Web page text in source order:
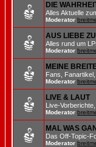
DIE
Alles Aktuelle
Moderator
AUS LIEBE
Alles rund um
Moderator
MEINE
Fans,
Moderator
LIVE & LAUT
Live-
Moderator
MAL WAS
Das Off-Topic-
Moderator